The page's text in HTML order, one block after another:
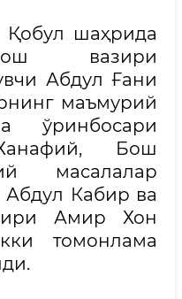
шаҳрида
вазири
Абдул Ғани
маъмурий
ўринбосари
Бош
масалалар
Кабир ва
Амир Хон
томонлама